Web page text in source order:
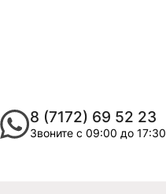
8 (7172) 69 52 23
Звоните с 09:00 до 17:30